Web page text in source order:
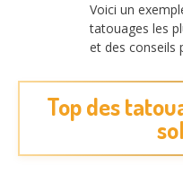
Voici un
tatouages les
et des conseils
Top des